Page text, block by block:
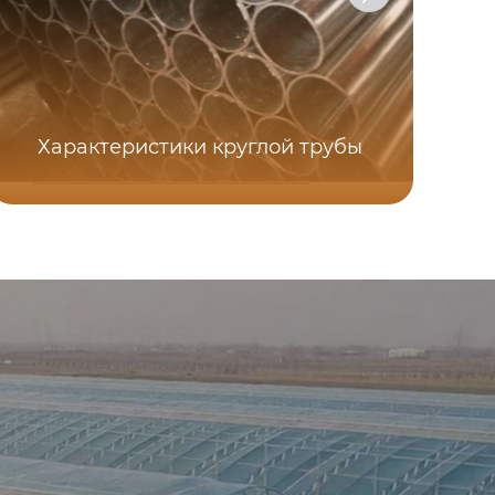
Характеристики круглой трубы